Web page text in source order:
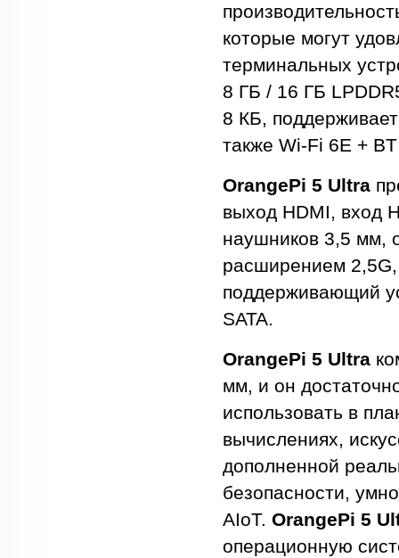
которые могут
терминальных
8 ГБ / 16 ГБ
8 КБ,
также Wi-Fi 6E +
OrangePi 5 Ultra
выход HDMI, вход
наушников 3,5 мм,
расширением
поддерживающий
SATA.
OrangePi 5 Ultra
мм, и он
использовать в
вычислениях,
дополненной
безопасности,
AIoT. OrangePi 5
операционную